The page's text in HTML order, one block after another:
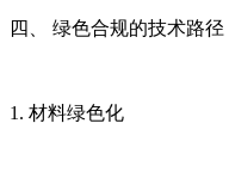
四、 绿色合规的技术路径
1. 材料绿色化